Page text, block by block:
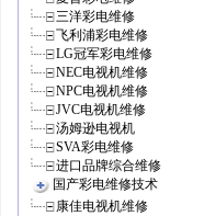
三洋彩电维修
飞利浦彩电维修
LG冠军彩电维修
NEC电视机维修
NPC电视机维修
JVC电视机维修
汤姆逊电视机
SVA彩电维修
进口品牌综合维修
国产彩电维修技术
康佳电视机维修